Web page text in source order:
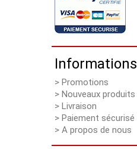
Informations
> Promotions
> Nouveaux produits
> Livraison
> Paiement sécurisé
> A propos de nous